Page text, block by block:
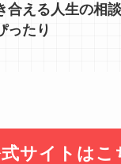
合える人生の相
ったり
サイトはこ